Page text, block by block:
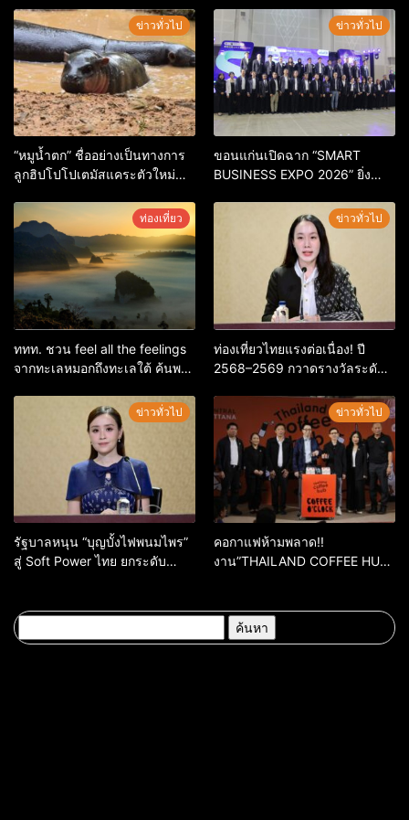
ข่าวทั่วไป
“หมูน้ำตก” ชื่ออย่างเป็นทางการ
ลูกฮิปโปโปเตมัสแคระตัวใหม่
กิจกรรมร่วมโหวตชนะกว่า
10,000 คะแนน
ข่าวทั่วไป
ขอนแก่นเปิดฉาก “SMART
BUSINESS EXPO 2026” ยิ่ง
ระดับเศรษฐกิจดิจิทัลอีสาน
ท่องเที่ยว
ททท. ชวน feel all the feelings
จากทะเลหมอกถึงทะเลใต้ ค้นพบ
ข่าวทั่วไป
ท่องเที่ยวไทยแรงต่อเนื่อง! ปี
2568–2569 กวาดรางวัลระดับ
จุดหมายปลายทางนักท่องเที่ยว
จากทั่วโลก
ข่าวทั่วไป
รัฐบาลหนุน “บุญบั้งไฟพนมไพร”
สู่ Soft Power ไทย ยกระดับ
ภูมิใจของชาติ
ข่าวทั่วไป
คอกาแฟห้ามพลาด!!
งาน”THAILAND COFFEE HUB
ขอนแก่น
สำหรับ: